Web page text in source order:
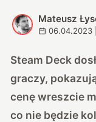
M
Mateusz
06.04.2023
Steam Deck
graczy,
cenę wreszcie
co nie będzie